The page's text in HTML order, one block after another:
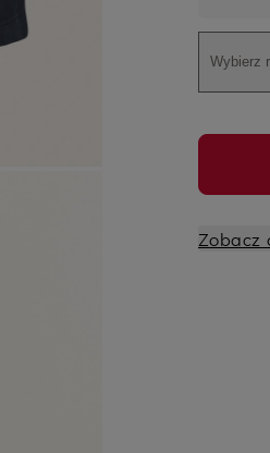
Wybierz
Zobacz